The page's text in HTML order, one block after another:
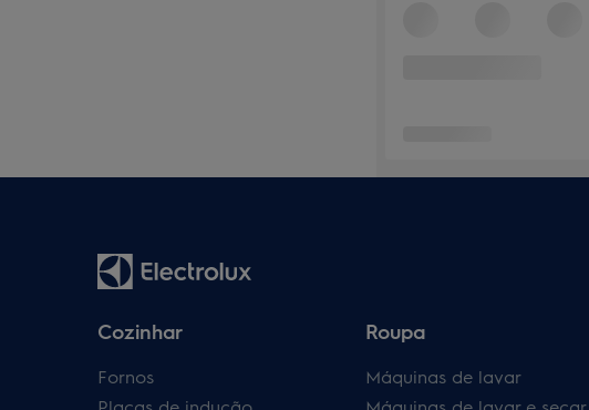
Cozinhar
Fornos
Roupa
Máquinas de lavar